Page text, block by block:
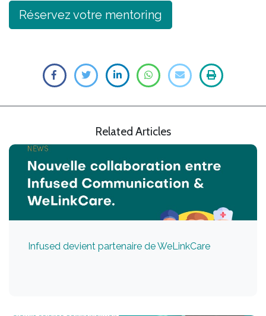
Réservez votre mentoring
Related Articles
Infused devient partenaire de WeLinkCare